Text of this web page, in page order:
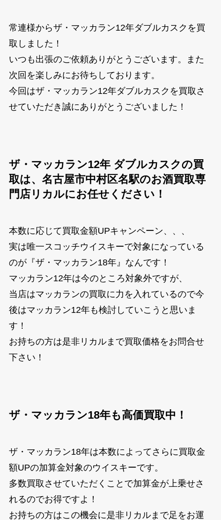
常連様からザ・マッカラン12年ダブルカスクを買
取しました！
いつも出張のご依頼ありがとうございます。また
次回を楽しみにお待ちしております。
今回はザ・マッカラン12年ダブルカスクを買取さ
せていただき誠にありがとうございました！
ザ・マッカラン12年 ダブルカスクの買
取は、名古屋市中村区名駅のお酒買取専
門店リカルにお任せください！
本数に応じて買取金額UPキャンペーン、、、
実は唯一スコッチウイスキーで対象になっている
のが『ザ・マッカラン18年』なんです！
マッカラン12年は今のところ対象外ですが、
当店はマッカランの買取に力を入れているので今
後はマッカラン12年も検討していこうと思いま
す！
お持ちの方は是非リカルまで買取価格をお問合せ
下さい！
ザ・マッカラン18年も高価買取中！
ザ・マッカラン18年は本数によってさらに買取金
額UPの加算金対象のウイスキーです。
多数買取させていただくことで加算金が上乗せさ
れるのでお得ですよ！
お持ちの方はこの機会に是非リカルまで足をお運